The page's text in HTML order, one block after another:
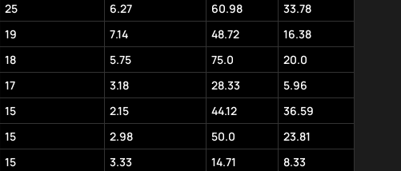
25 6.27 60.98
33.78
19 7.14 48.72
16.38
18 5.75 75.0
20.0
17 3.18 28.33
5.96
15 2.15 44.12
36.59
15 2.98 50.0
23.81
15 3.33 14.71
8.33